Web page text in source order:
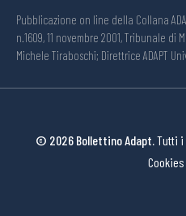
Pubblicazione on line della Collana
n.1609, 11 novembre 2001, Tribunale
Michele Tiraboschi; Direttrice ADAPT
© 2026 Bollettino Adapt.Tutti i